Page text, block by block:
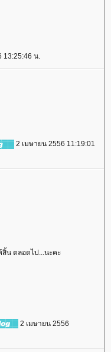
13:25:46 น.
2 เมษายน 2556 11:19:01
น ตลอดไป...นะคะ
2 เมษายน 2556